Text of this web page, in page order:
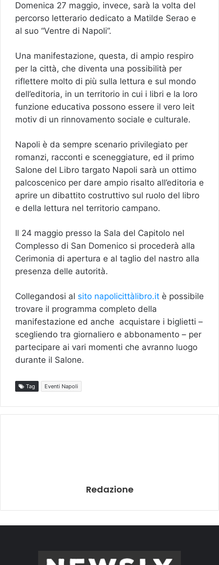
Domenica 27 maggio, invece, sarà la volta del
percorso letterario dedicato a Matilde Serao e
al suo “Ventre di Napoli”.
Una manifestazione, questa, di ampio respiro
per la città, che diventa una possibilità per
riflettere molto di più sulla lettura e sul mondo
dell’editoria, in un territorio in cui i libri e la loro
funzione educativa possono essere il vero leit
motiv di un rinnovamento sociale e culturale.
Napoli è da sempre scenario privilegiato per
romanzi, racconti e sceneggiature, ed il primo
Salone del Libro targato Napoli sarà un ottimo
palcoscenico per dare ampio risalto all’editoria e
aprire un dibattito costruttivo sul ruolo del libro
e della lettura nel territorio campano.
Il 24 maggio presso la Sala del Capitolo nel
Complesso di San Domenico si procederà alla
Cerimonia di apertura e al taglio del nastro alla
presenza delle autorità.
Collegandosi al sito napolicittàlibro.it è possibile
trovare il programma completo della
manifestazione ed anche acquistare i biglietti –
scegliendo tra giornaliero e abbonamento – per
partecipare ai vari momenti che avranno luogo
durante il Salone.
Tag Eventi Napoli
Redazione